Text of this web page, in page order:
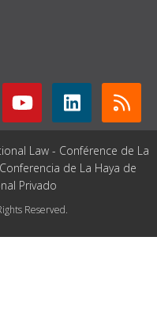
Law - Conférence de La
de La Haya de
Privado
Reserved.